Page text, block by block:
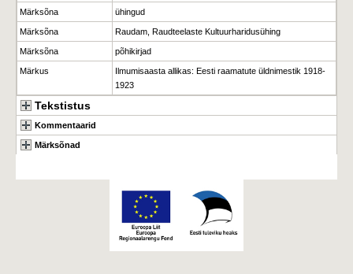
Märksõna ühingud
Märksõna Raudam, Raudteelaste Kultuurharidusühing
Märksõna põhikirjad
Märkus
Ilmumisaasta allikas: Eesti raamatute üldnimestik 1918-
1923
Tekstistus
Kommentaarid
Märksõnad